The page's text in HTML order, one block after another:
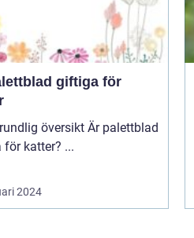
giftiga för
översikt Är palettblad
giftiga för katter? ...
2024